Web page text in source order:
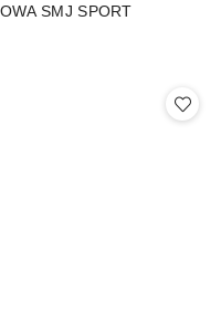
SMJ SPORT